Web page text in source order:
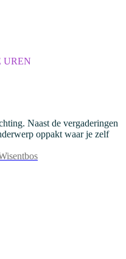
UREN
Naast de vergaderingen
oppakt waar je zelf